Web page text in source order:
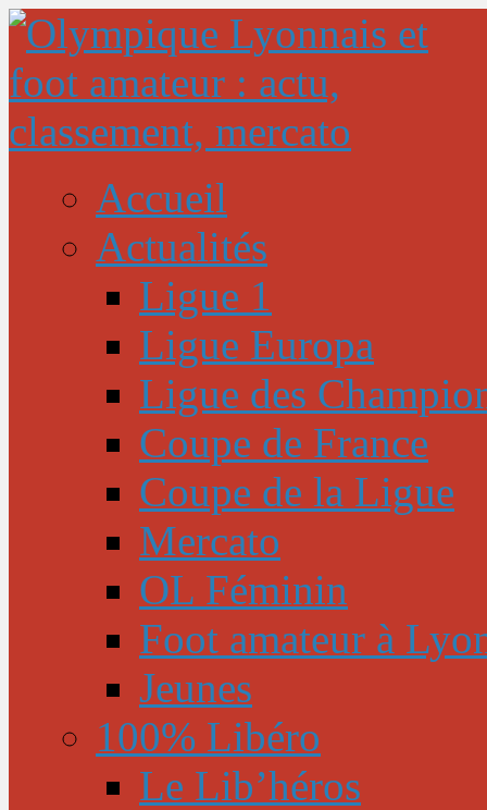
Accueil
Actualités
Ligue 1
Ligue Europa
Ligue des
Coupe de France
Coupe de la Ligue
Mercato
OL Féminin
Foot amateur à
Jeunes
100% Libéro
Le Lib’héros